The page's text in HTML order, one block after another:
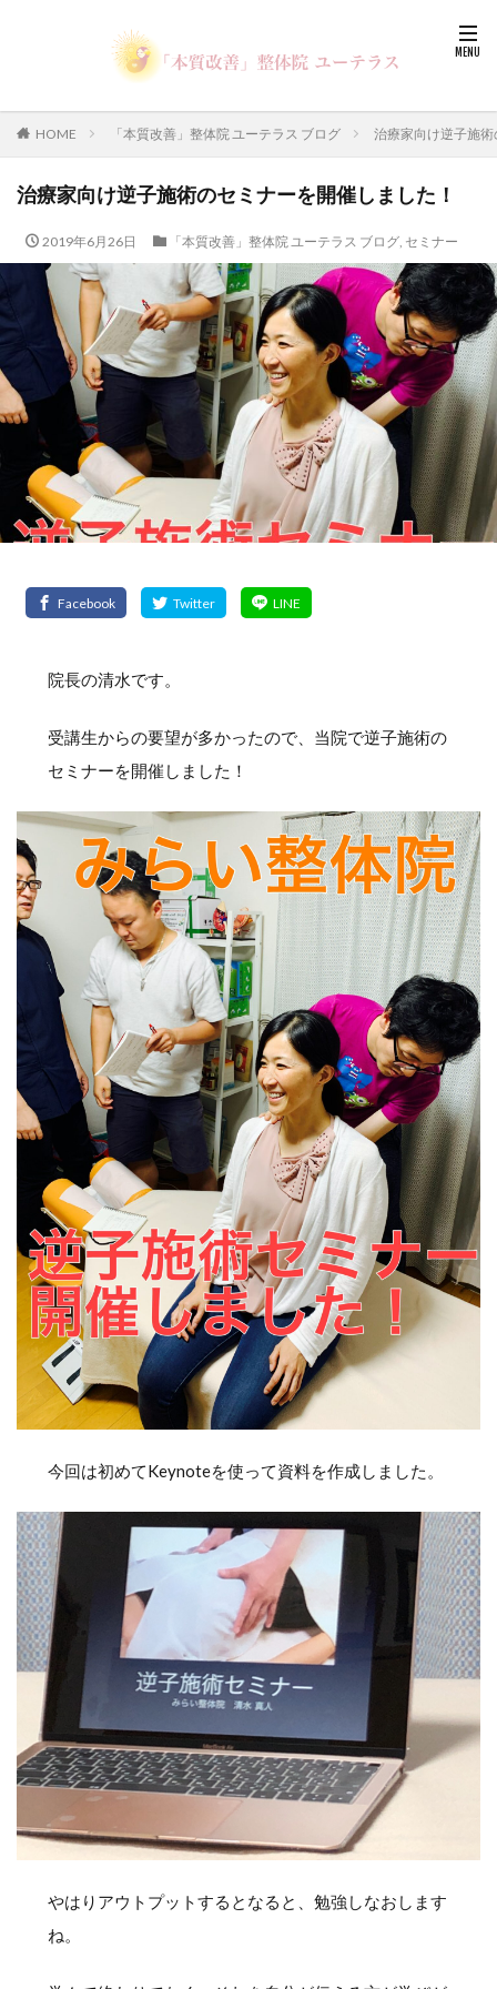
HOME 「本質改善」整体院 ユーテラス ブログ 治療家向け逆子施
治療家向け逆子施術のセミナーを開催しました！
2019年6月26日 「本質改善」整体院 ユーテラス ブログ, セミナー
院長の清水です。
受講生からの要望が多かったので、当院で逆子施術の
セミナーを開催しました！
今回は初めてKeynoteを使って資料を作成しました。
やはりアウトプットするとなると、勉強しなおします
ね。